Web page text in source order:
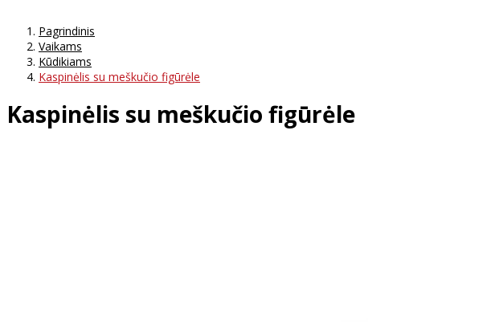
Pagrindinis
Vaikams
Kūdikiams
Kaspinėlis su meškučio figūrėle
Kaspinėlis su meškučio figūrėle